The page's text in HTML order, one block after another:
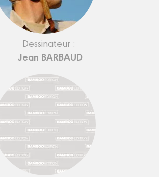
Dessinateur :
Jean BARBAUD